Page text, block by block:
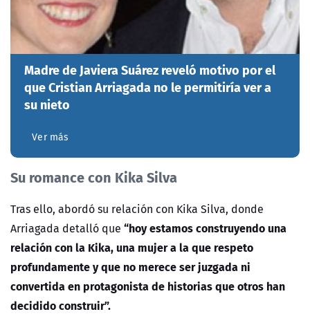
Madre de Javiera Suárez reveló motivo por el
que Cristian Arriagada no le permitiría ver a
su nieto
Ver más
Su romance con Kika Silva
Tras ello, abordó su relación con Kika Silva, donde
Arriagada detalló que “hoy estamos construyendo una
relación con la Kika, una mujer a la que respeto
profundamente y que no merece ser juzgada ni
convertida en protagonista de historias que otros han
decidido construir”.